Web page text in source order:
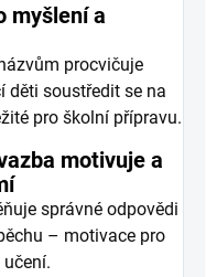
myšlení a
procvičuje
děti soustředit se na
pro školní přípravu.
motivuje a
správné odpovědi
– motivace pro